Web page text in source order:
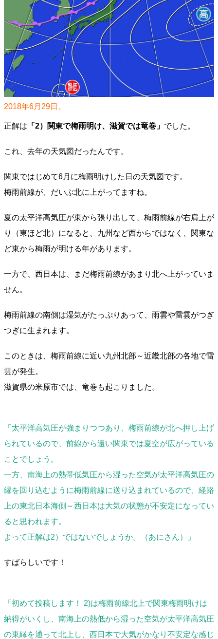
2018年6月29日。
正解は 「2）関東で梅雨明け、滋賀では竜巻」 でした。
これ、去年の天気図だったんです。
関東ではじめて6月に梅雨明けした日の天気図です。
梅雨前線が、だいぶ北に上がってますね。
夏の太平洋高気圧が東から張り出して、梅雨前線が右肩上が
り（東ほど北）になると、九州など西からではなく、関東な
ど東から梅雨が明ける年があります。
一方で、西日本は、まだ梅雨前線があまり北へ上がっていま
せん。
梅雨前線の南側は湿気がたっぷりあって、雨雲や雷雲がつぎ
つぎに生まれます。
このときは、梅雨前線に近い九州北部～近畿北部の各地で雷
雲が発生。
滋賀県の米原市では、竜巻も起こりました。
「太平洋高気圧が強まりつつあり、梅雨前線が北へ押し上げ
られているので、前線から遠い関東では夏空が広がっている
ことでしょう。
一方、南海上の熱帯低気圧から湿った空気が太平洋高気圧の
縁を回り込むように梅雨前線に送り込まれているので、経路
上の東北日本海側～西日本は大気の状態が不安定になってい
ると思われます。
よって正解は2）ではないでしょうか。（あにさん）」
すばらしいです！
「初めて投稿します！ 2)は梅雨前線北上で関東梅雨明けは
納得がいくし、南海上の熱低から湿った空気が太平洋高気圧
の東縁を通って北上し、西日本で大気がかなり不安定な感じ